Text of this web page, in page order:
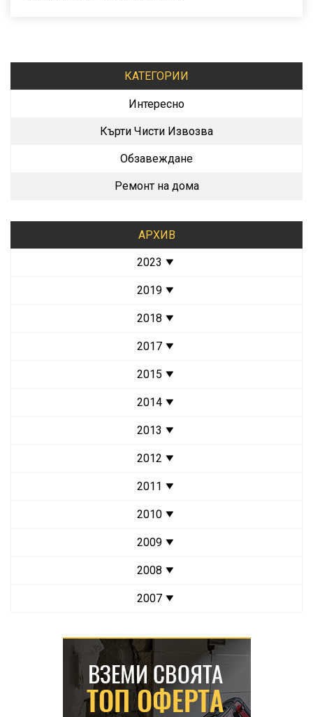
КАТЕГОРИИ
Интересно
Кърти Чисти Извозва
Обзавеждане
Ремонт на дома
АРХИВ
2023
2019
2018
2017
2015
2014
2013
2012
2011
2010
2009
2008
2007